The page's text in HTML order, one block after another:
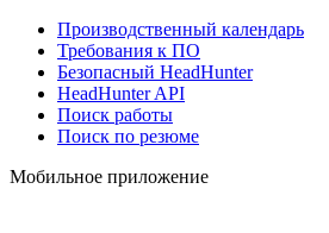
Производственный календарь
Требования к ПО
Безопасный HeadHunter
HeadHunter API
Поиск работы
Поиск по резюме
Мобильное приложение